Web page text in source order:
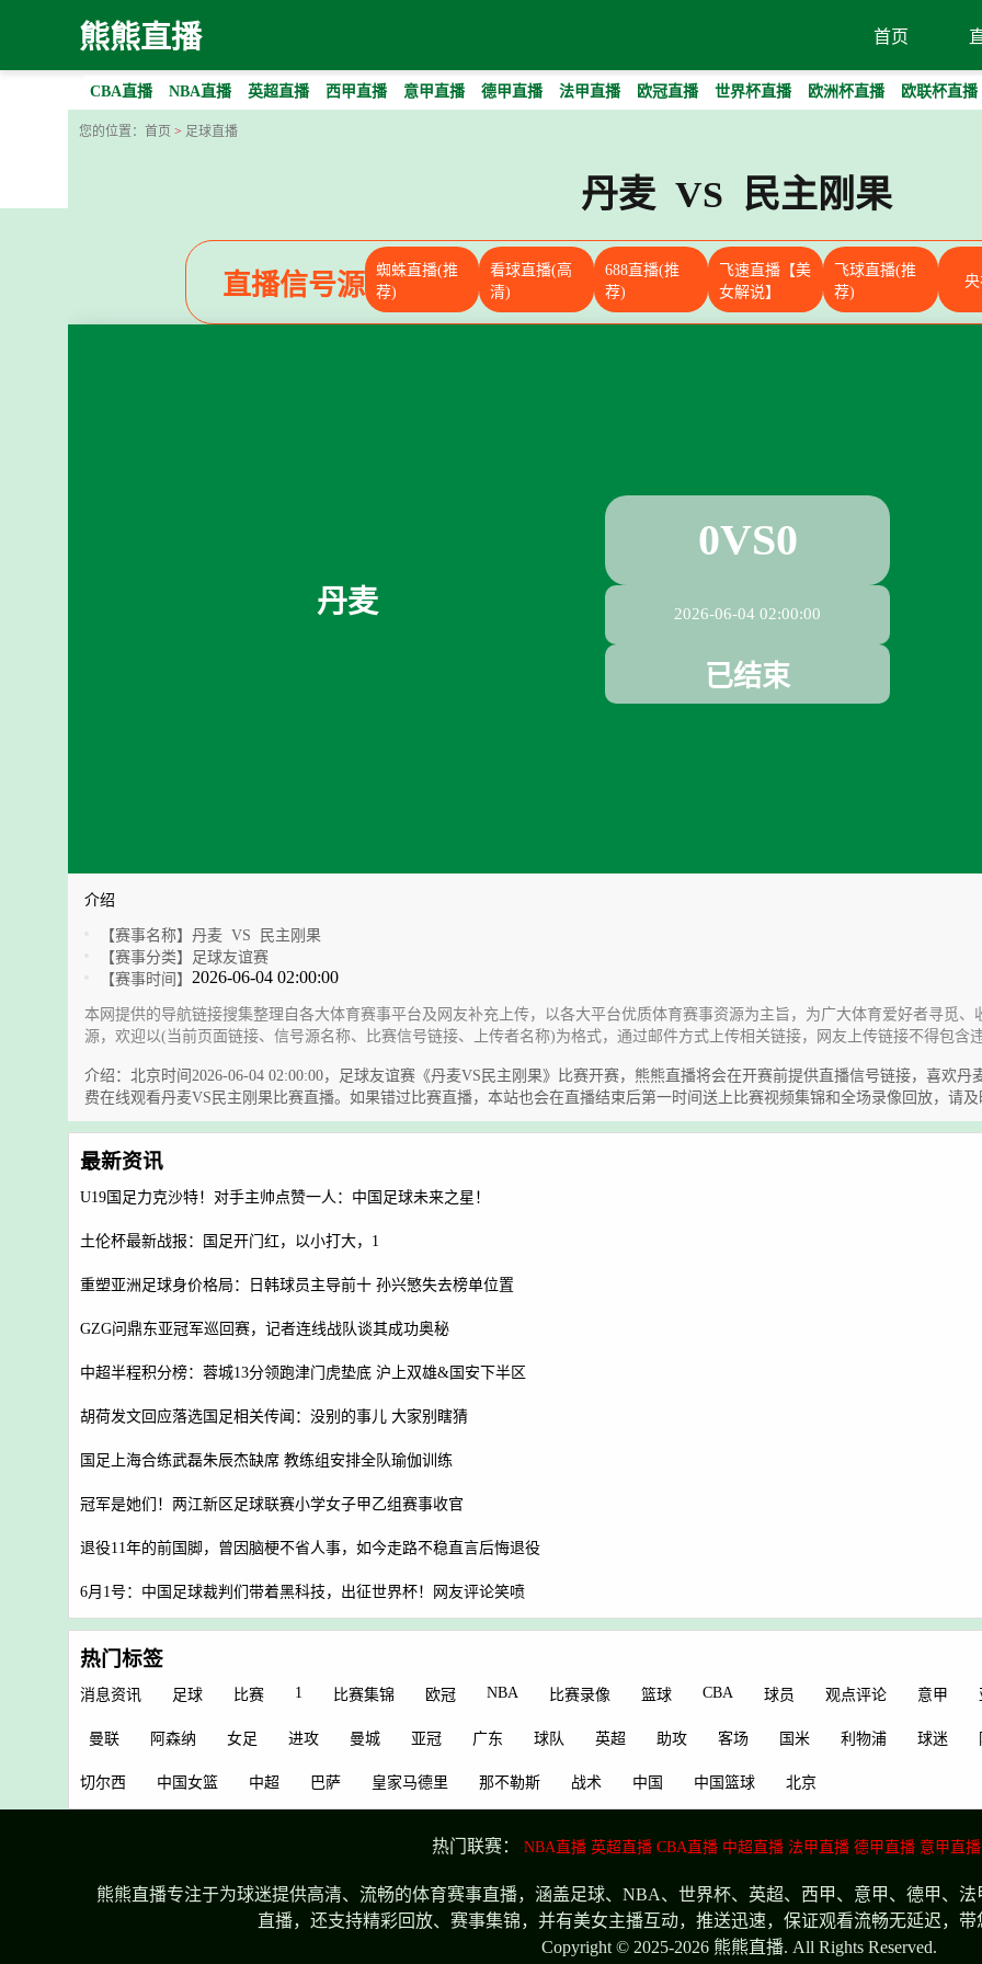
熊熊直播 首页
CBA直播 NBA直播 英超直播 西甲直播 意甲直播 德甲直播 法甲直播 欧冠直播 世界杯直播 欧洲杯直播 欧联杯直播
您的位置： 首页 > 足球直播
丹麦 VS 民主刚果
直播信号源
蜘蛛直播(推
荐)
看球直播(高
清)
688直播(推
荐)
飞速直播【美
女解说】
飞球直播(推
荐)
丹麦
0VS0
2026-06-04 02:00:00
已结束
介绍
【赛事名称】 丹麦 VS 民主刚果
【赛事分类】
足球友谊赛
【赛事时间】 2026-06-04 02:00:00
本网提供的导航链接搜集整理自各大体育赛事平台及网友补充上传，以各大平台优质体育赛事资源为主旨，为广大体育爱好者寻觅
源，欢迎以(当前页面链接、信号源名称、比赛信号链接、上传者名称)为格式，通过邮件方式上传相关链接，网友上传链接不得包含
介绍：北京时间2026-06-04 02:00:00，足球友谊赛《丹麦VS民主刚果》比赛开赛，熊熊直播将会在开赛前提供直播信号链接，喜欢
费在线观看丹麦VS民主刚果比赛直播。如果错过比赛直播，本站也会在直播结束后第一时间送上比赛视频集锦和全场录像回放，请
最新资讯
U19国足力克沙特！对手主帅点赞一人：中国足球未来之星！
土伦杯最新战报：国足开门红，以小打大，1
重塑亚洲足球身价格局：日韩球员主导前十 孙兴慜失去榜单位置
GZG问鼎东亚冠军巡回赛，记者连线战队谈其成功奥秘
中超半程积分榜：蓉城13分领跑津门虎垫底 沪上双雄&国安下半区
胡荷发文回应落选国足相关传闻：没别的事儿 大家别瞎猜
国足上海合练武磊朱辰杰缺席 教练组安排全队瑜伽训练
冠军是她们！两江新区足球联赛小学女子甲乙组赛事收官
退役11年的前国脚，曾因脑梗不省人事，如今走路不稳直言后悔退役
6月1号：中国足球裁判们带着黑科技，出征世界杯！网友评论笑喷
热门标签
消息资讯 足球 比赛 1 比赛集锦 欧冠 NBA 比赛录像 篮球 CBA 球员 观点评论 意甲
曼联 阿森纳 女足 进攻 曼城 亚冠 广东 球队 英超 助攻 客场 国米 利物浦 球迷
切尔西 中国女篮 中超 巴萨 皇家马德里 那不勒斯 战术 中国 中国篮球 北京
热门联赛： NBA直播 英超直播 CBA直播 中超直播 法甲直播 德甲直播 意甲直播
熊熊直播专注于为球迷提供高清、流畅的体育赛事直播，涵盖足球、NBA、世界杯、英超、西甲、意甲、德甲、
直播，还支持精彩回放、赛事集锦，并有美女主播互动，推送迅速，保证观看流畅无延迟，
Copyright © 2025-2026 熊熊直播. All Rights Reserved.